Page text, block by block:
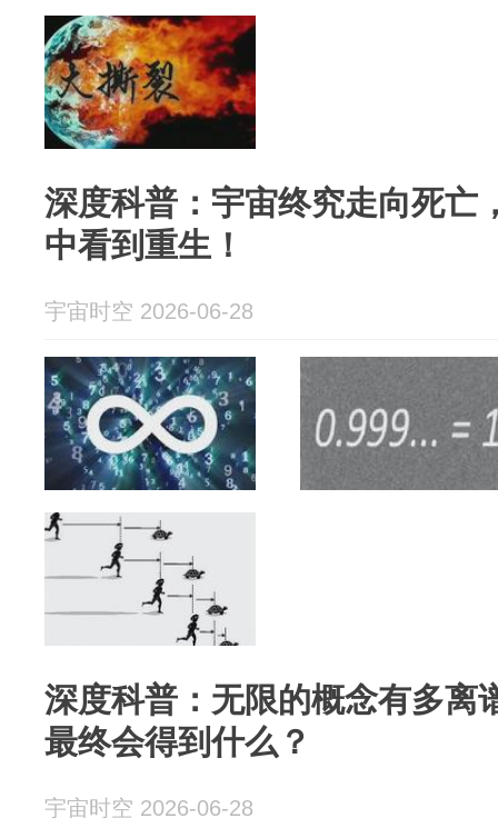
深度科普：宇宙终究走向死亡
中看到重生！
宇宙时空 2026-06-28
深度科普：无限的概念有多离
最终会得到什么？
宇宙时空 2026-06-28